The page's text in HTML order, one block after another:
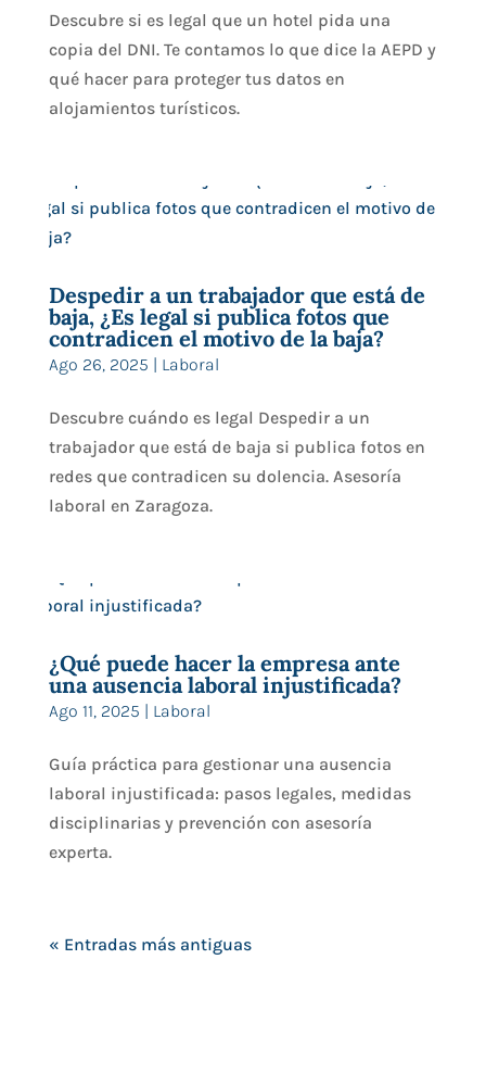
Descubre si es legal que un hotel pida una
copia del DNI. Te contamos lo que dice la AEPD y
qué hacer para proteger tus datos en
alojamientos turísticos.
Despedir a un trabajador que está de
baja, ¿Es legal si publica fotos que
contradicen el motivo de la baja?
Ago 26, 2025 | Laboral
Descubre cuándo es legal Despedir a un
trabajador que está de baja si publica fotos en
redes que contradicen su dolencia. Asesoría
laboral en Zaragoza.
¿Qué puede hacer la empresa ante
una ausencia laboral injustificada?
Ago 11, 2025 | Laboral
Guía práctica para gestionar una ausencia
laboral injustificada: pasos legales, medidas
disciplinarias y prevención con asesoría
experta.
« Entradas más antiguas